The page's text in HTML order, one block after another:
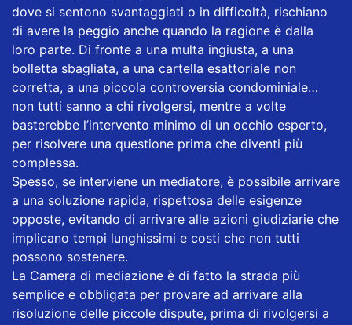
dove si sentono svantaggiati o in difficoltà, rischiano
di avere la peggio anche quando la ragione è dalla
loro parte. Di fronte a una multa ingiusta, a una
bolletta sbagliata, a una cartella esattoriale non
corretta, a una piccola controversia condominiale…
non tutti sanno a chi rivolgersi, mentre a volte
basterebbe l’intervento minimo di un occhio esperto,
per risolvere una questione prima che diventi più
complessa.
Spesso, se interviene un mediatore, è possibile arrivare
a una soluzione rapida, rispettosa delle esigenze
opposte, evitando di arrivare alle azioni giudiziarie che
implicano tempi lunghissimi e costi che non tutti
possono sostenere.
La Camera di mediazione è di fatto la strada più
semplice e obbligata per provare ad arrivare alla
risoluzione delle piccole dispute, prima di rivolgersi a